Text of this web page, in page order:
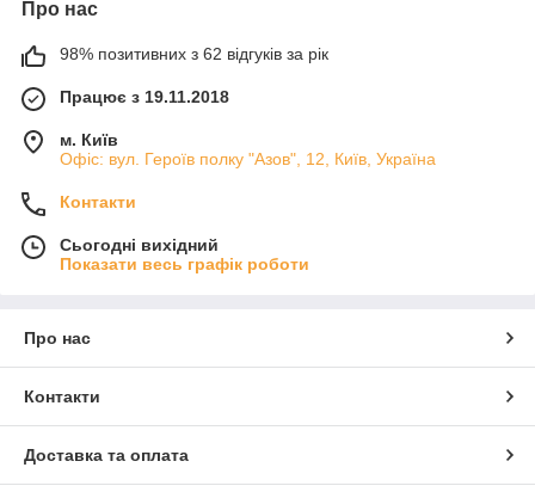
Про нас
98% позитивних з 62 відгуків за рік
Працює з 19.11.2018
м. Київ
Офіс: вул. Героїв полку "Азов", 12, Київ, Україна
Контакти
Сьогодні вихідний
Показати весь графік роботи
Про нас
Контакти
Доставка та оплата